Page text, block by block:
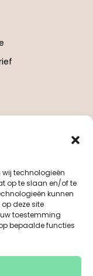
wij technologieën
op te slaan en/of te
kunnen
deze site
toestemming
bepaalde functies